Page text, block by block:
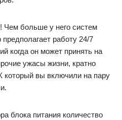
Чем больше у него систем
работу 24/7
когда он может принять на
ужасы жизни, кратно
который вы включили на пару
блока питания количество